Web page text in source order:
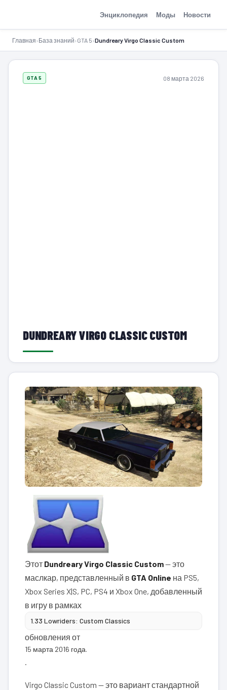
Энциклопедия Моды Новости
Главная›База знаний›GTA 5›Dundreary Virgo Classic Custom
GTA 5 08 марта 2026
DUNDREARY VIRGO CLASSIC CUSTOM
Этот Dundreary Virgo Classic Custom— это
маслкар, представленный в GTA Online на PS5,
Xbox Series X|S, PC, PS4 и Xbox One, добавленный
в игру в рамках
1.33 Lowriders: Custom Classics
обновления от
15 марта 2016 года.
.
Virgo Classic Custom — это вариант стандартной